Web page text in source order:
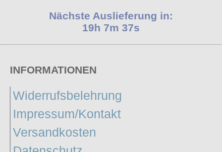
Nächste Auslieferung in:
19h 7m 36s
INFORMATIONEN
Widerrufsbelehrung
Impressum/Kontakt
Versandkosten